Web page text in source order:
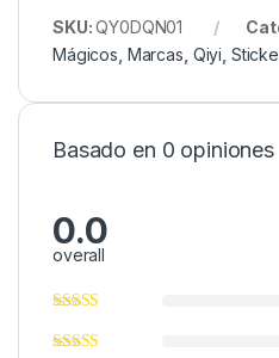
SKU:QY0DQN01
Mágicos, Marcas, Qiyi,
Basado en 0 opiniones
0.0
overall